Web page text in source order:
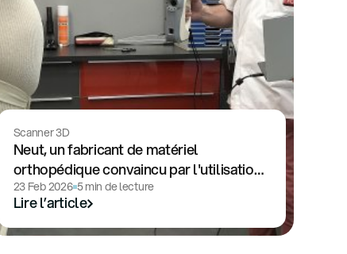
Scanner 3D
Neut, un fabricant de matériel
orthopédique convaincu par l'utilisation
de scanner Artec 3D
23 Feb 2026 5 min de lecture
Lire l’article